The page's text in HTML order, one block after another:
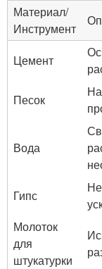
Материал/
Инструмент
Цемент
Песок
Вода
Гипс
Молоток
для
штукатурки